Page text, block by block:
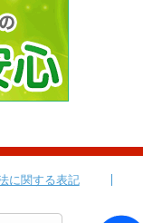
に関する表記